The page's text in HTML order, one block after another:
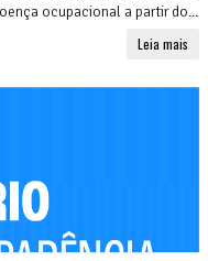
ocupacional a partir do...
Leia mais